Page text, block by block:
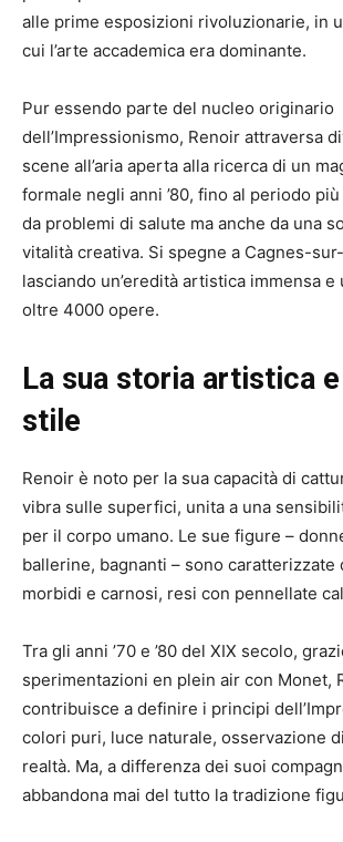
alle prime esposizioni rivoluzionarie, in
cui l’arte accademica era dominante.
Pur essendo parte del nucleo originario
dell’Impressionismo, Renoir attraversa
scene all’aria aperta alla ricerca di un
formale negli anni ’80, fino al periodo
da problemi di salute ma anche da una
vitalità creativa. Si spegne a Cagnes-
lasciando un’eredità artistica immensa e
oltre 4000 opere.
La sua storia artistica
stile
Renoir è noto per la sua capacità di
vibra sulle superfici, unita a una
per il corpo umano. Le sue figure –
ballerine, bagnanti – sono caratterizzate
morbidi e carnosi, resi con pennellate
Tra gli anni ’70 e ’80 del XIX secolo,
sperimentazioni en plein air con Monet,
contribuisce a definire i principi
colori puri, luce naturale, osservazione
realtà. Ma, a differenza dei suoi
abbandona mai del tutto la tradizione